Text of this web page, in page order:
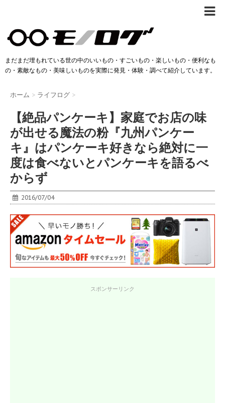
まだまだ埋もれている世の中のいいもの・すごいもの・楽しいもの・便利なも
の・素敵なもの・美味しいものを実際に発見・体験・調べて紹介しています。
ホーム > ライフログ >
【絶品パンケーキ】家庭でお店の味
が出せる魔法の粉『九州パンケー
キ』はパンケーキ好きなら絶対に一
度は食べないとパンケーキを語るべ
からず
2016/07/04
スポンサーリンク